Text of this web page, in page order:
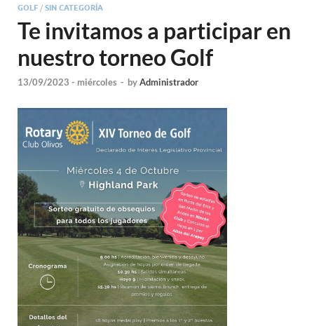
GOLF / SIN CATEGORÍA
Te invitamos a participar en
nuestro torneo Golf
13/09/2023 - miércoles - byAdministrador